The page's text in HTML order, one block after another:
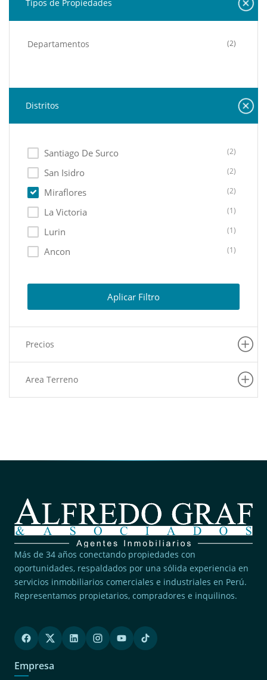
Tipos de Propiedades
Departamentos (2)
Distritos
Santiago De Surco (2)
San Isidro (2)
Miraflores (2)
La Victoria (1)
Lurin (1)
Ancon (1)
Chorrillos (1)
La Molina (1)
San Juan De Miraflores
Aplicar Filtro
Precios
Area Terreno
Más de 34 años conectando propiedades con
oportunidades, respaldados por una sólida experiencia en
servicios inmobiliarios comerciales e industriales en Perú.
Representamos propietarios, compradores e inquilinos.
Empresa